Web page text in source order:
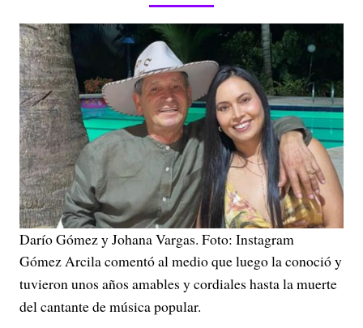
i
d
e
o
Darío Gómez y Johana Vargas. Foto: Instagram
Gómez Arcila comentó al medio que luego la conoció y
tuvieron unos años amables y cordiales hasta la muerte
del cantante de música popular.